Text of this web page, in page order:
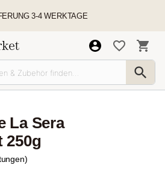
3-4 WERKTAGE
La Sera
250g